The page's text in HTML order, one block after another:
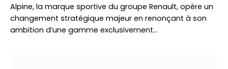
Alpine, la marque sportive du groupe Renault, opère un
changement stratégique majeur en renonçant à son
ambition d’une gamme exclusivement…